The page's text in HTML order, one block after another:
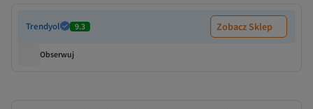
Trendyol 9.3 Zobacz Sklep
Obserwuj